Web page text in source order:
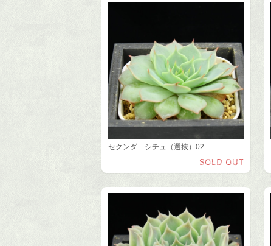
セクンダ シチュ（選抜）02
SOLD OUT